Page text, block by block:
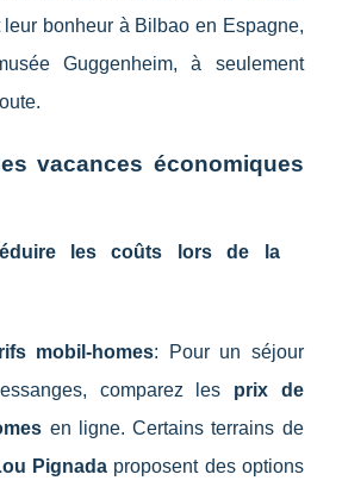
bonheur à Bilbao en Espagne,
Guggenheim, à seulement
vacances économiques
les coûts lors de la
mobil-homes: Pour un séjour
comparez les prix de
en ligne. Certains terrains de
Pignada proposent des options